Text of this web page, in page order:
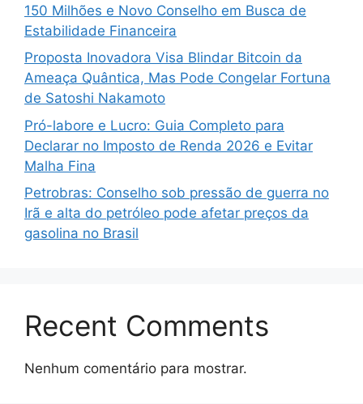
150 Milhões e Novo Conselho em Busca de
Estabilidade Financeira
Proposta Inovadora Visa Blindar Bitcoin da
Ameaça Quântica, Mas Pode Congelar Fortuna
de Satoshi Nakamoto
Pró-labore e Lucro: Guia Completo para
Declarar no Imposto de Renda 2026 e Evitar
Malha Fina
Petrobras: Conselho sob pressão de guerra no
Irã e alta do petróleo pode afetar preços da
gasolina no Brasil
Recent Comments
Nenhum comentário para mostrar.